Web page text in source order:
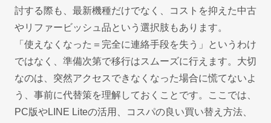
討する際も、最新機種だけでなく、コストを抑えた中古
やリファービッシュ品という選択肢もあります。
「使えなくなった＝完全に連絡手段を失う」というわけ
ではなく、準備次第で移行はスムーズに行えます。大切
なのは、突然アクセスできなくなった場合に慌てないよ
う、事前に代替策を理解しておくことです。ここでは、
PC版やLINE Liteの活用、コスパの良い買い替え方法、